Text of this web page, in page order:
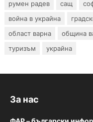
румен радев
сащ
война в украйна
област варна
община
туризъм
украйна
За нас